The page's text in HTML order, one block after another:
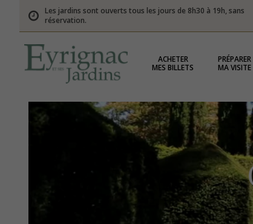
Les jardins sont ouverts tous les jours de 8h30 à 19h, sans
réservation.
ACHETER
MES BILLETS
PRÉPARER
MA VISITE